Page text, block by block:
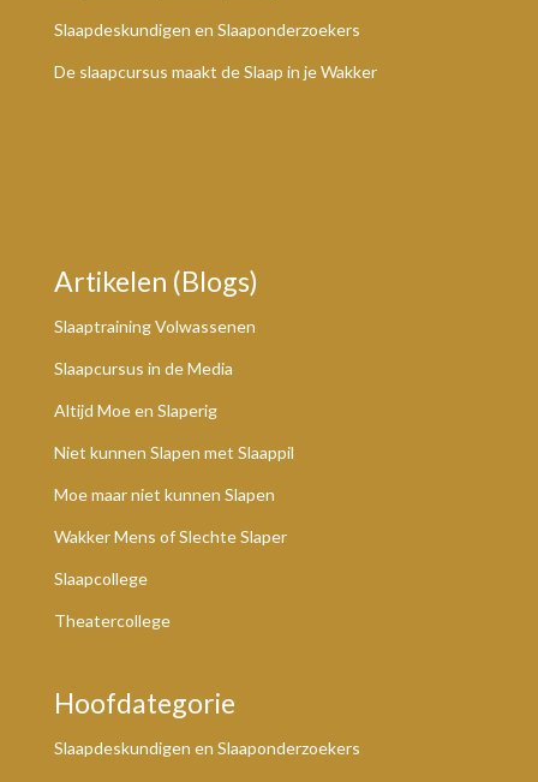
Slaapdeskundigen en Slaaponderzoekers
De slaapcursus maakt de Slaap in je Wakker
Artikelen (Blogs)
Slaaptraining Volwassenen
Slaapcursus in de Media
Altijd Moe en Slaperig
Niet kunnen Slapen met Slaappil
Moe maar niet kunnen Slapen
Wakker Mens of Slechte Slaper
Slaapcollege
Theatercollege
Hoofdategorie
Slaapdeskundigen en Slaaponderzoekers